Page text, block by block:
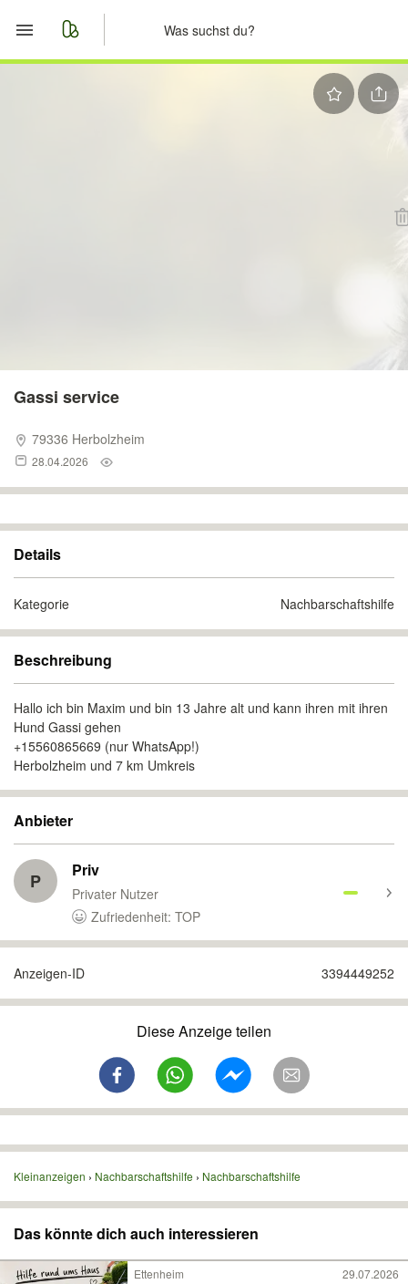
Gassi service
79336 Herbolzheim
28.04.2026
Details
Kategorie Nachbarschaftshilfe
Beschreibung
Hallo ich bin Maxim und bin 13 Jahre alt und kann ihren mit ihren
Hund Gassi gehen
+15560865669 (nur WhatsApp!)
Herbolzheim und 7 km Umkreis
Anbieter
P Priv
Privater Nutzer
Zufriedenheit: TOP
Anzeigen-ID 3394449252
Diese Anzeige teilen
Kleinanzeigen Nachbarschaftshilfe Nachbarschaftshilfe
Das könnte dich auch interessieren
Ettenheim 29.07.2026